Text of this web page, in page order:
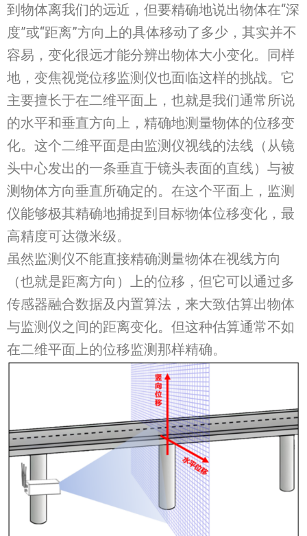
到物体离我们的远近，但要精确地说出物体在“深
度”或“距离”方向上的具体移动了多少，其实并不
容易，变化很远才能分辨出物体大小变化。同样
地，变焦视觉位移监测仪也面临这样的挑战。它
主要擅长于在二维平面上，也就是我们通常所说
的水平和垂直方向上，精确地测量物体的位移变
化。这个二维平面是由监测仪视线的法线（从镜
头中心发出的一条垂直于镜头表面的直线）与被
测物体方向垂直所确定的。在这个平面上，监测
仪能够极其精确地捕捉到目标物体位移变化，最
高精度可达微米级。
虽然监测仪不能直接精确测量物体在视线方向
（也就是距离方向）上的位移，但它可以通过多
传感器融合数据及内置算法，来大致估算出物体
与监测仪之间的距离变化。但这种估算通常不如
在二维平面上的位移监测那样精确。